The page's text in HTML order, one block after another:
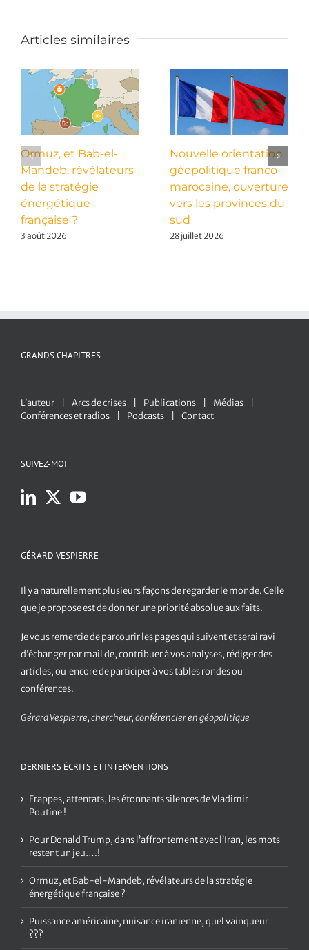
Articles similaires
Ormuz, et Bab-el-
Mandeb, révélateurs
de la stratégie
énergétique
française ?
3 août 2026
Nouvelle orientation
géopolitique franco-
marocaine, ouverture
vers les provinces du
sud
28 juillet 2026
GRANDS CHAPITRES
L’auteur Arcs de crises Publications
Médias
Conférences et radios
Podcasts Contact
SUIVEZ-MOI
GÉRARD VESPIERRE
Il y a naturellement plusieurs façons de regarder le monde. Celle
que je propose est de donner une priorité absolue aux faits.
Je vous remercie de parcourir les pages qui suivent et serai ravi
d’échanger par mail de, contribuer à vos analyses, rédiger des
articles, ou encore de participer à vos tables rondes ou
conférences.
Gérard Vespierre, chercheur, conférencier en géopolitique
DERNIERS ÉCRITS ET INTERVENTIONS
Frappes, attentats, les étonnants silences de Vladimir
Poutine !
Pour Donald Trump, dans l’affrontement avec l’Iran, les mots
restent un jeu….!
Ormuz, et Bab-el-Mandeb, révélateurs de la stratégie
énergétique française ?
Puissance américaine, nuisance iranienne, quel vainqueur
???